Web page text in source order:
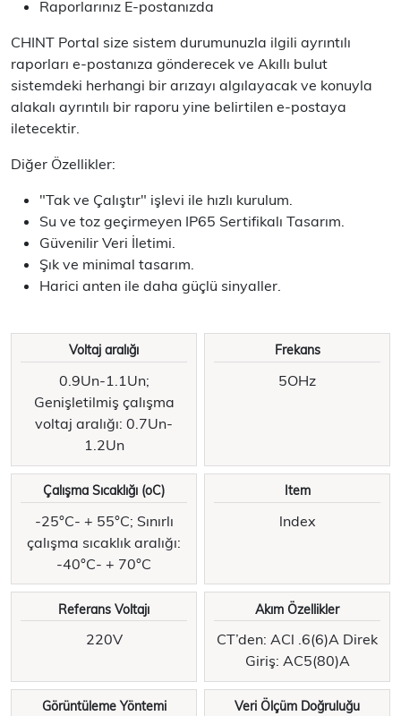
Raporlarınız E-postanızda
CHINT Portal size sistem durumunuzla ilgili ayrıntılı
raporları e-postanıza gönderecek ve Akıllı bulut
sistemdeki herhangi bir arızayı algılayacak ve konuyla
alakalı ayrıntılı bir raporu yine belirtilen e-postaya
iletecektir.
Diğer Özellikler:
"Tak ve Çalıştır" işlevi ile hızlı kurulum.
Su ve toz geçirmeyen IP65 Sertifikalı Tasarım.
Güvenilir Veri İletimi.
Şık ve minimal tasarım.
Harici anten ile daha güçlü sinyaller.
Voltaj aralığı
0.9Un-1.1Un;
Genişletilmiş çalışma
voltaj aralığı: 0.7Un-
1.2Un
Frekans
5OHz
Çalışma Sıcaklığı (oC)
-25°C- + 55°C; Sınırlı
çalışma sıcaklık aralığı:
-40°C- + 70°C
Item
lndex
Referans Voltajı
220V
Akım Özellikler
CT’den: ACl .6(6)A Direk
Giriş: AC5(80)A
Görüntüleme Yöntemi Veri Ölçüm Doğruluğu